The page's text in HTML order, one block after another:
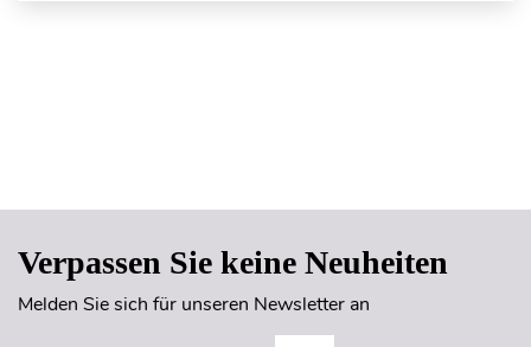
Verpassen Sie keine Neuheiten
Melden Sie sich für unseren Newsletter an